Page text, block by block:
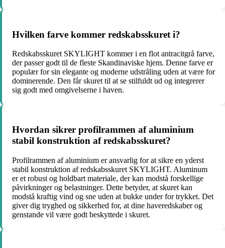
Hvilken farve kommer redskabsskuret i?
Redskabsskuret SKYLIGHT kommer i en flot antracitgrå farve,
der passer godt til de fleste Skandinaviske hjem. Denne farve er
populær for sin elegante og moderne udstråling uden at være for
dominerende. Den får skuret til at se stilfuldt ud og integrerer
sig godt med omgivelserne i haven.
Hvordan sikrer profilrammen af aluminium
stabil konstruktion af redskabsskuret?
Profilrammen af aluminium er ansvarlig for at sikre en yderst
stabil konstruktion af redskabsskuret SKYLIGHT. Aluminum
er et robust og holdbart materiale, der kan modstå forskellige
påvirkninger og belastninger. Dette betyder, at skuret kan
modstå kraftig vind og sne uden at bukke under for trykket. Det
giver dig tryghed og sikkerhed for, at dine haveredskaber og
genstande vil være godt beskyttede i skuret.